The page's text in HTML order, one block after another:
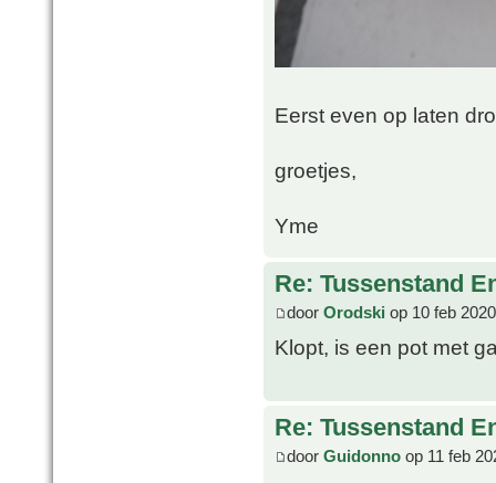
Eerst even op laten
groetjes,
Yme
Re: Tussenstand
door Orodski op 10 feb
Klopt, is een pot met
Re: Tussenstand
door Guidonno op 11 feb